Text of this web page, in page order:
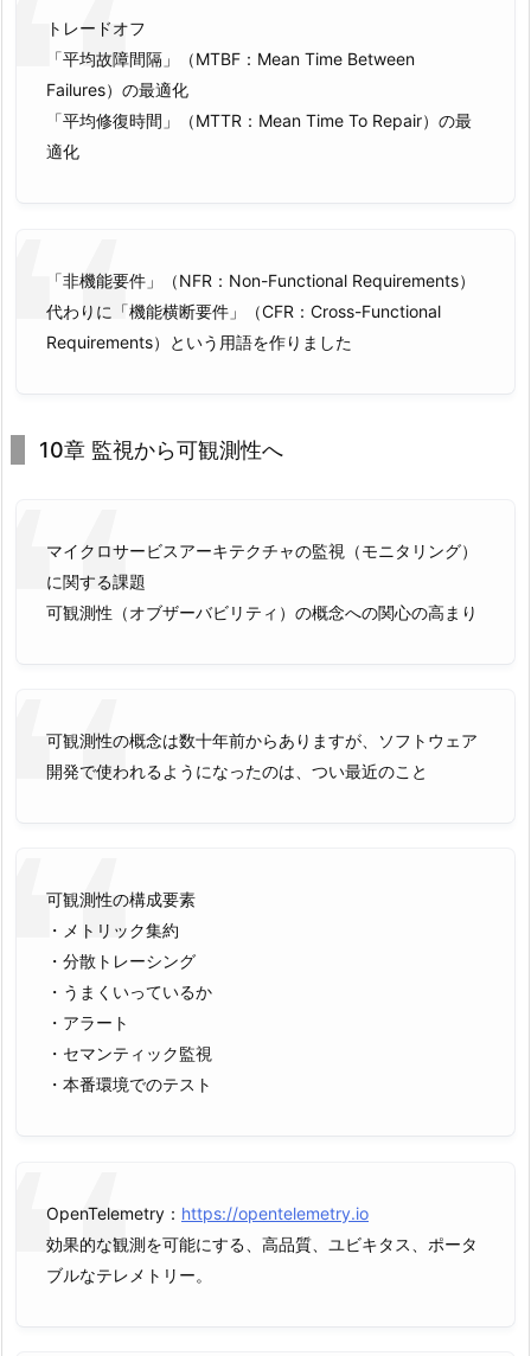
トレードオフ
「平均故障間隔」（MTBF：Mean Time Between
Failures）の最適化
「平均修復時間」（MTTR：Mean Time To Repair）の最
適化
「非機能要件」（NFR：Non-Functional Requirements）
代わりに「機能横断要件」（CFR：Cross-Functional
Requirements）という用語を作りました
10章 監視から可観測性へ
マイクロサービスアーキテクチャの監視（モニタリング）
に関する課題
可観測性（オブザーバビリティ）の概念への関心の高まり
可観測性の概念は数十年前からありますが、ソフトウェア
開発で使われるようになったのは、つい最近のこと
可観測性の構成要素
・メトリック集約
・分散トレーシング
・うまくいっているか
・アラート
・セマンティック監視
・本番環境でのテスト
OpenTelemetry： https://opentelemetry.io
効果的な観測を可能にする、高品質、ユビキタス、ポータ
ブルなテレメトリー。